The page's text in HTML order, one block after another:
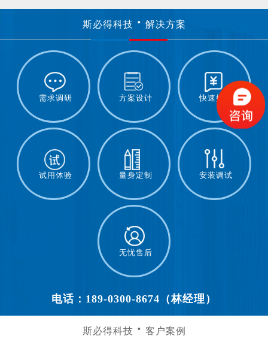
斯必得科技 解决方案
需求调研 方案设计 快速报价
试用体验 量身定制 安装调试
无忧售后
电话：189-0300-8674（林经理）
斯必得科技 客户案例